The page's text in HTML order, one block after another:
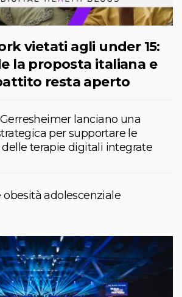
vietati agli under 15:
la proposta italiana e
resta aperto
lanciano una
per supportare le
delle terapie digitali integrate
adolescenziale